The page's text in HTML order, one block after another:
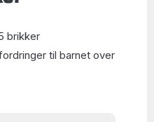
brikker
til barnet over